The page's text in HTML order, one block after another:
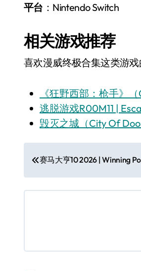
平台 ：Nintendo Switch
相关游戏推荐
喜欢漫威终极合集这类游
《狂野西部：枪手》
逃脱游戏R00M11 |
毁灭之城（City Of
文
章
导
赛马大亨10 2026 | Winning